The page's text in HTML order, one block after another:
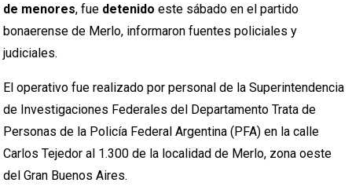
de menores, fue detenidoeste sábado en el partido
bonaerense de Merlo, informaron fuentes policiales y
judiciales.
El operativo fue realizado por personal de la Superintendencia
de Investigaciones Federales del Departamento Trata de
Personas de la Policía Federal Argentina (PFA) en la calle
Carlos Tejedor al 1.300 de la localidad de Merlo, zona oeste
del Gran Buenos Aires.